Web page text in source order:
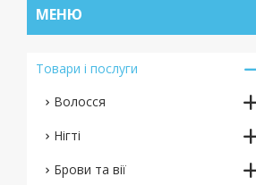
Товари і послуги
Волосся
Нігті
Брови та вії